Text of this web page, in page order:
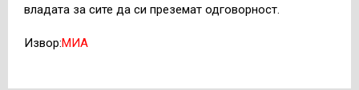
владата за сите да си преземат одговорност.
Извор:МИА